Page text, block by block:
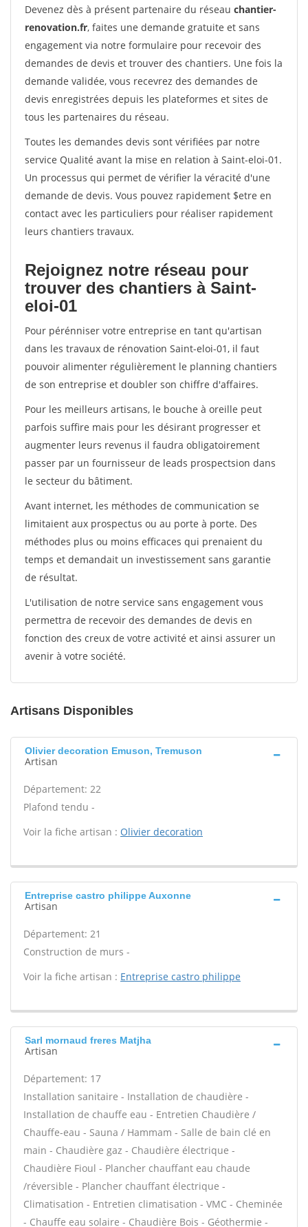
Devenez dès à présent partenaire du réseau chantier-
renovation.fr, faites une demande gratuite et sans
engagement via notre formulaire pour recevoir des
demandes de devis et trouver des chantiers. Une fois la
demande validée, vous recevrez des demandes de
devis enregistrées depuis les plateformes et sites de
tous les partenaires du réseau.
Toutes les demandes devis sont vérifiées par notre
service Qualité avant la mise en relation à Saint-eloi-01.
Un processus qui permet de vérifier la véracité d'une
demande de devis. Vous pouvez rapidement $etre en
contact avec les particuliers pour réaliser rapidement
leurs chantiers travaux.
Rejoignez notre réseau pour
trouver des chantiers à Saint-
eloi-01
Pour pérénniser votre entreprise en tant qu'artisan
dans les travaux de rénovation Saint-eloi-01, il faut
pouvoir alimenter régulièrement le planning chantiers
de son entreprise et doubler son chiffre d'affaires.
Pour les meilleurs artisans, le bouche à oreille peut
parfois suffire mais pour les désirant progresser et
augmenter leurs revenus il faudra obligatoirement
passer par un fournisseur de leads prospectsion dans
le secteur du bâtiment.
Avant internet, les méthodes de communication se
limitaient aux prospectus ou au porte à porte. Des
méthodes plus ou moins efficaces qui prenaient du
temps et demandait un investissement sans garantie
de résultat.
L'utilisation de notre service sans engagement vous
permettra de recevoir des demandes de devis en
fonction des creux de votre activité et ainsi assurer un
avenir à votre société.
Artisans Disponibles
Olivier decoration Emuson, Tremuson
Artisan
Département: 22
Plafond tendu -
Voir la fiche artisan : Olivier decoration
Entreprise castro philippe Auxonne
Artisan
Département: 21
Construction de murs -
Voir la fiche artisan : Entreprise castro philippe
Sarl mornaud freres Matjha
Artisan
Département: 17
Installation sanitaire - Installation de chaudière -
Installation de chauffe eau - Entretien Chaudière /
Chauffe-eau - Sauna / Hammam - Salle de bain clé en
main - Chaudière gaz - Chaudière électrique -
Chaudière Fioul - Plancher chauffant eau chaude
/réversible - Plancher chauffant électrique -
Climatisation - Entretien climatisation - VMC - Cheminée
- Chauffe eau solaire - Chaudière Bois - Géothermie -